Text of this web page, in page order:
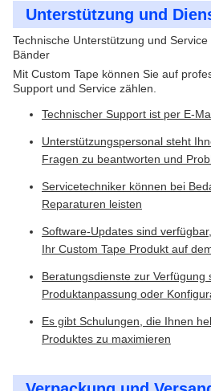
Unterstützung und
Technische Unterstützung und
Bänder
Mit Custom Tape können Sie auf
Support und Service zählen.
Technischer Support ist per E-
Unterstützungspersonal steht
Fragen zu beantworten und
Servicetechniker können bei
Reparaturen leisten
Software-Updates sind
Ihr Custom Tape Produkt auf
Beratungsdienste zur Verfügung
Produktanpassung oder
Es gibt Schulungen, die Ihnen
Produktes zu maximieren